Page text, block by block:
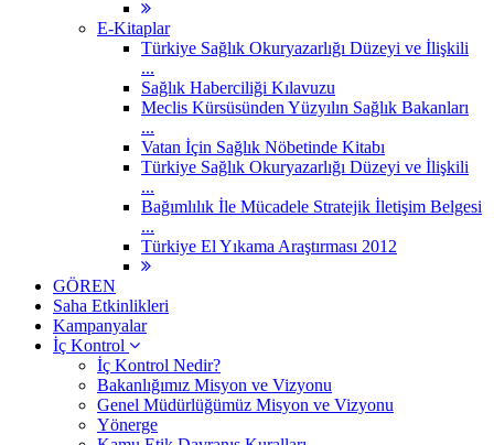
E-Kitaplar
Türkiye Sağlık Okuryazarlığı Düzeyi ve İlişkili
...
Sağlık Haberciliği Kılavuzu
Meclis Kürsüsünden Yüzyılın Sağlık Bakanları
...
Vatan İçin Sağlık Nöbetinde Kitabı
Türkiye Sağlık Okuryazarlığı Düzeyi ve İlişkili
...
Bağımlılık İle Mücadele Stratejik İletişim Belgesi
...
Türkiye El Yıkama Araştırması 2012
GÖREN
Saha Etkinlikleri
Kampanyalar
İç Kontrol
İç Kontrol Nedir?
Bakanlığımız Misyon ve Vizyonu
Genel Müdürlüğümüz Misyon ve Vizyonu
Yönerge